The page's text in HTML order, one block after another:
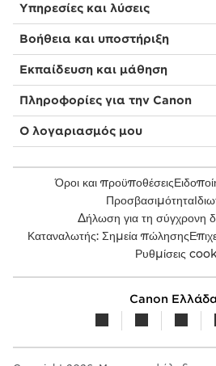
Υπηρεσίες και λύσεις
Βοήθεια και υποστήριξη
Εκπαίδευση και μάθηση
Πληροφορίες για την Canon
Ο λογαριασμός μου
Όροι και προϋποθέσεις
Προσβασιμότητα
Δήλωση για τη σύγχρονη
Καταναλωτής: Σημεία πώλησης
Ρυθμίσεις
Canon